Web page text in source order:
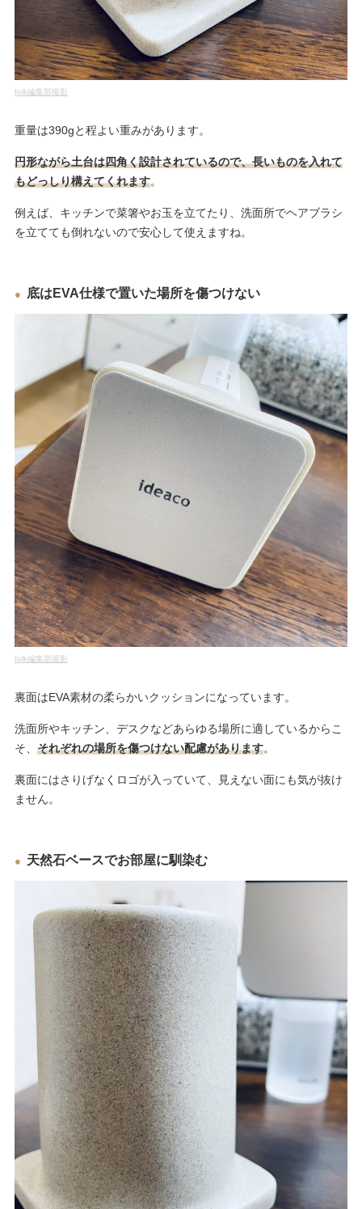
folk編集部撮影
重量は390gと程よい重みがあります。
円形ながら土台は四角く設計されているので、長いものを入れて
もどっしり構えてくれます。
例えば、キッチンで菜箸やお玉を立てたり、洗面所でヘアブラシ
を立てても倒れないので安心して使えますね。
底はEVA仕様で置いた場所を傷つけない
folk編集部撮影
裏面はEVA素材の柔らかいクッションになっています。
洗面所やキッチン、デスクなどあらゆる場所に適しているからこ
そ、 それぞれの場所を傷つけない配慮があります。
裏面にはさりげなくロゴが入っていて、見えない面にも気が抜け
ません。
天然石ベースでお部屋に馴染む